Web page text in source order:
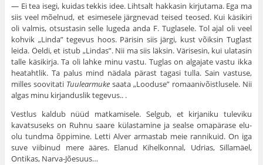
— Ei tea isegi, kuidas tekkis idee. Lihtsalt hakkasin kirjutama. Ega ma
siis veel mõelnud, et esimesele järgnevad teised teosed. Kui käsikiri
oli valmis, otsustasin selle lugeda anda F. Tuglasele. Tol ajal oli veel
kohvik „Linda” tegevus hoos. Pärisin siis järgi, kust võiksin Tuglast
leida. Öeldi, et istub „Lindas”. Nii ma siis läksin. Värisesin, kui ulatasin
talle käsikirja. Ta oli lahke minu vastu. Tuglas on algajate vastu ikka
heatahtlik. Ta palus mind nädala pärast tagasi tulla. Sain vastuse,
milles soovitati Tuulearmukesaata „Looduse” romaanivõistlusele. Nii
algas minu kirjanduslik tegevus.. .
Vestlus kaldub nüüd matkamisele. Selgub, et kirjaniku tuleviku
kavatsuseks on Ruhnu saare külastamine ja sealse omapärase elu-
olu tundma õppimine. Letti Alver armastab meie rannikuid. On iga
suve viibinud mere ääres. Elanud Kihelkonnal, Udrias, Sillamäel,
Ontikas, Narva-Jõesuus…